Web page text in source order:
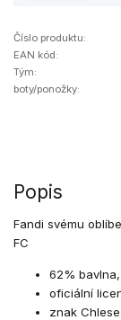
Číslo produktu:
EAN kód:
Tým:
boty/ponožky:
Popis
Fandi svému
FC
62%
oficiální
znak